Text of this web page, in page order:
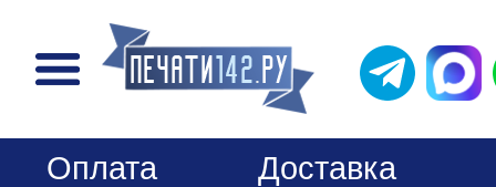
Оплата
Доставка